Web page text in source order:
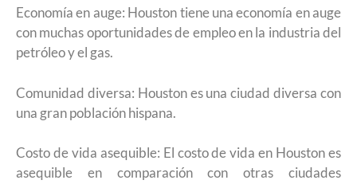
Economía en auge: Houston tiene una economía en auge
con muchas oportunidades de empleo en la industria del
petróleo y el gas.
Comunidad diversa: Houston es una ciudad diversa con
una gran población hispana.
Costo de vida asequible: El costo de vida en Houston es
asequible en comparación con otras ciudades